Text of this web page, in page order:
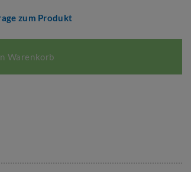
zum Produkt
Warenkorb